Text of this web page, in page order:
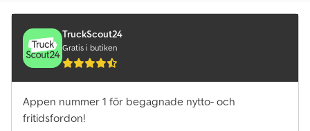
Akji Ilt Ns Djkr
TruckScout24
Gratis i butiken
Appen nummer 1 för begagnade nytto- och
fritidsfordon!